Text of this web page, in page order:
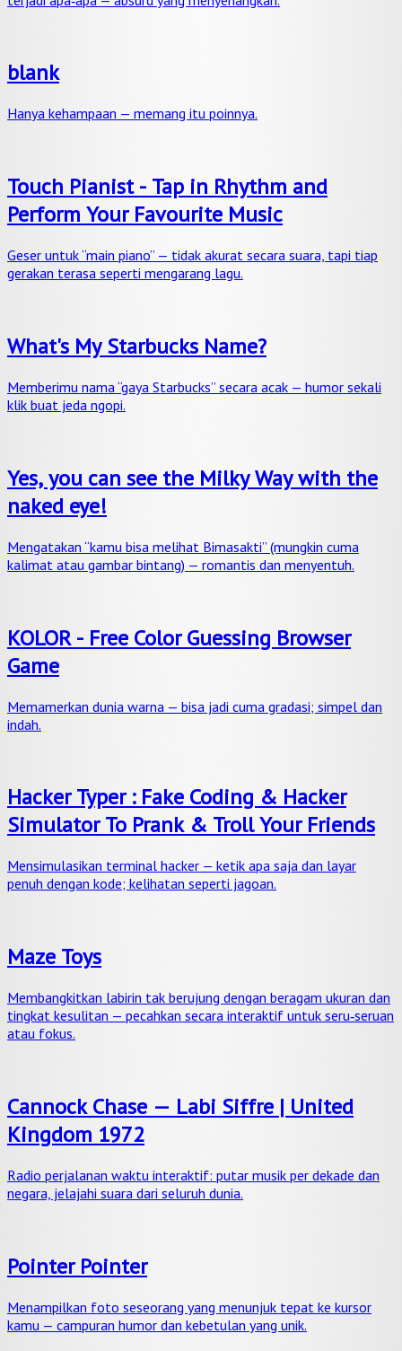
blank
Hanya kehampaan — memang itu poinnya.
Touch Pianist - Tap in Rhythm and
Perform Your Favourite Music
Geser untuk “main piano” — tidak akurat secara suara, tapi tiap
gerakan terasa seperti mengarang lagu.
What's My Starbucks Name?
Memberimu nama “gaya Starbucks” secara acak — humor sekali
klik buat jeda ngopi.
Yes, you can see the Milky Way with the
naked eye!
Mengatakan “kamu bisa melihat Bimasakti” (mungkin cuma
kalimat atau gambar bintang) — romantis dan menyentuh.
KOLOR - Free Color Guessing Browser
Game
Memamerkan dunia warna — bisa jadi cuma gradasi; simpel dan
indah.
Hacker Typer : Fake Coding & Hacker
Simulator To Prank & Troll Your Friends
Mensimulasikan terminal hacker — ketik apa saja dan layar
penuh dengan kode; kelihatan seperti jagoan.
Maze Toys
Membangkitkan labirin tak berujung dengan beragam ukuran dan
tingkat kesulitan — pecahkan secara interaktif untuk seru‑seruan
atau fokus.
Cannock Chase — Labi Siffre | United
Kingdom 1972
Radio perjalanan waktu interaktif: putar musik per dekade dan
negara, jelajahi suara dari seluruh dunia.
Pointer Pointer
Menampilkan foto seseorang yang menunjuk tepat ke kursor
kamu — campuran humor dan kebetulan yang unik.